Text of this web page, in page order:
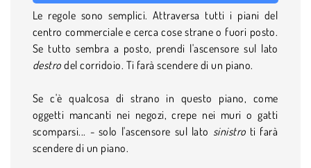
Le regole sono semplici. Attraversa tutti i piani del
centro commerciale e cerca cose strane o fuori posto.
Se tutto sembra a posto, prendi l'ascensore sul lato
destro del corridoio. Ti farà scendere di un piano.
Se c'è qualcosa di strano in questo piano, come
oggetti mancanti nei negozi, crepe nei muri o gatti
scomparsi... - solo l'ascensore sul lato sinistro ti farà
scendere di un piano.